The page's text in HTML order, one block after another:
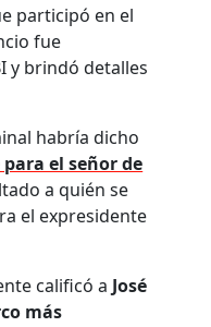
participó en el
fue
y brindó detalles
habría dicho
el señor de
a quién se
el expresidente
calificó a José
más